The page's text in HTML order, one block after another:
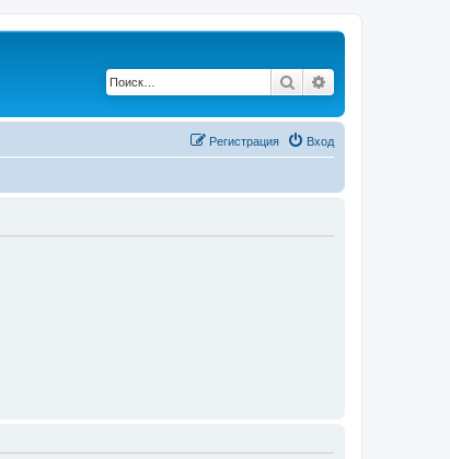
Поиск
Вход
Регистрация